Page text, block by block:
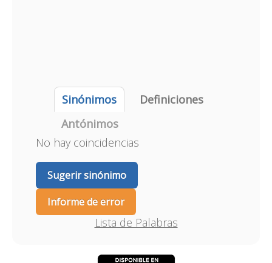
Sinónimos
Definiciones
Antónimos
No hay coincidencias
Sugerir sinónimo
Informe de error
Lista de Palabras